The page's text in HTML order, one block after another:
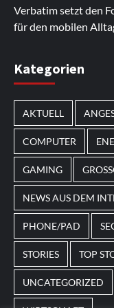
Verbatim setzt den
für den mobilen
Im Laufe des
Spielautomaten
vonMagneticslots
beispielsweise an
angepasst sein.
Kategorien
AKTUELL
COMPUTER
GAMING
NEWS AUS DEM
PHONE/PAD
STORIES TOP
UNCATEGORIZED